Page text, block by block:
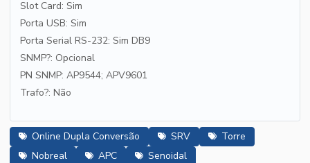
Slot Card: Sim
Porta USB: Sim
Porta Serial RS-232: Sim DB9
SNMP?: Opcional
PN SNMP: AP9544; APV9601
Trafo?: Não
Online Dupla Conversão SRV
Torre
Nobreal
APC Senoidal